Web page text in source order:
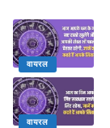
वायरल
वायरल